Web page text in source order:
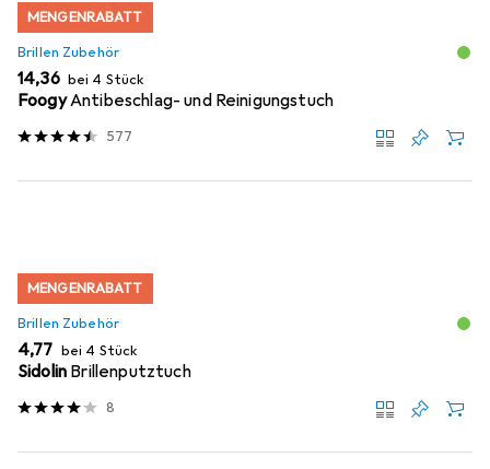
MENGENRABATT
Brillen Zubehör
EUR
14,36 bei 4 Stück
FoogyAntibeschlag- und Reinigungstuch
577
MENGENRABATT
Brillen Zubehör
EUR
4,77 bei 4 Stück
Sidolin Brillenputztuch
8